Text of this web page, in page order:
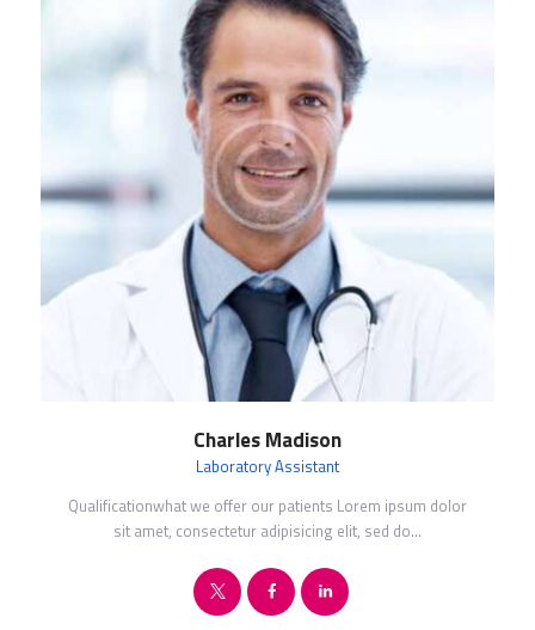
Charles Madison
Laboratory Assistant
Qualificationwhat we offer our patients Lorem ipsum dolor
sit amet, consectetur adipisicing elit, sed do…